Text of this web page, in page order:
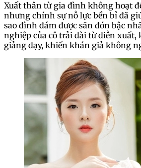
Xuất thân từ gia đình không hoạt
nhưng chính sự nỗ lực bền bỉ đã
sao đình đám được săn đón bậc
nghiệp của cô trải dài từ diễn xuất,
giảng dạy, khiến khán giả không